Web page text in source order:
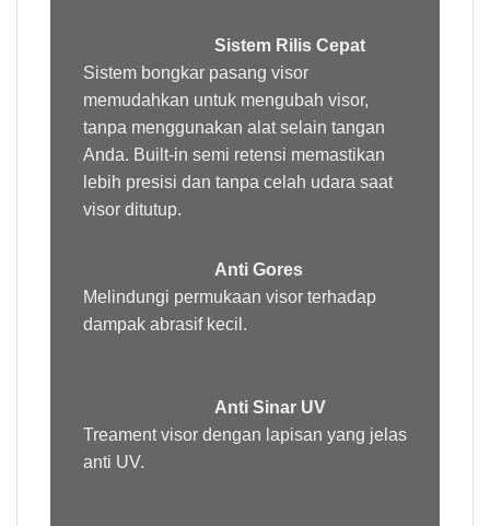
Sistem Rilis Cepat
Sistem bongkar pasang visor
memudahkan untuk mengubah visor,
tanpa menggunakan alat selain tangan
Anda. Built-in semi retensi memastikan
lebih presisi dan tanpa celah udara saat
visor ditutup.
Anti Gores
Melindungi permukaan visor terhadap
dampak abrasif kecil.
Anti Sinar UV
Treamentvisor dengan lapisan yang jelas
anti UV.